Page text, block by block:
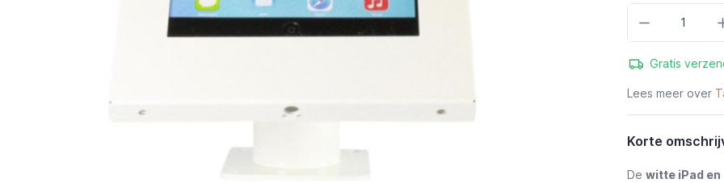
Gratis
Lees meer over
Korte
De witte iPad